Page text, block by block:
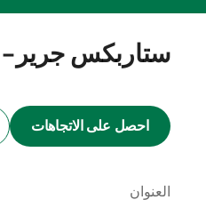
ستاربكس جرير-
احصل على الاتجاهات
العنوان